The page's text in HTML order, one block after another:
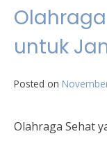
untuk
Posted on
Olahraga Sehat